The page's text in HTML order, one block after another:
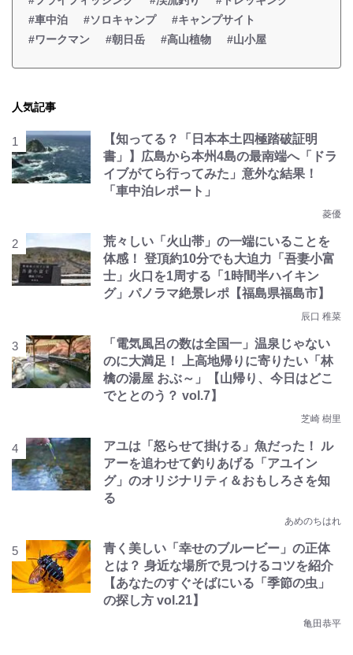
#車中泊
#ソロキャンプ
#キャンプサイト
#ワークマン
#朝日岳 #高山植物 #山小屋
人気記事
【知ってる？「日本本土四極踏破証明
書」】広島から本州4島の最南端へ「ドラ
イブがてら行ってみた」意外な結果！
「車中泊レポート」
菱優
荒々しい「火山帯」の一端にいることを
体感！ 登頂約10分でも大迫力「吾妻小富
士」火口を1周する「1時間半ハイキン
グ」パノラマ絶景レポ【福島県福島市】
辰口 稚菜
「電気風呂の数は全国一」温泉じゃない
のに大満足！ 上高地帰りに寄りたい「林
檎の湯屋 おぶ～」【山帰り、今日はどこ
でととのう？ vol.7】
芝崎 樹里
アユは「怒らせて掛ける」魚だった！ ル
アーを追わせて釣りあげる「アユイン
グ」のオリジナリティ＆おもしろさを知
る
あめのちはれ
青く美しい「幸せのブルービー」の正体
とは？ 身近な場所で見つけるコツを紹介
【あなたのすぐそばにいる「季節の虫」
の探し方 vol.21】
亀田恭平